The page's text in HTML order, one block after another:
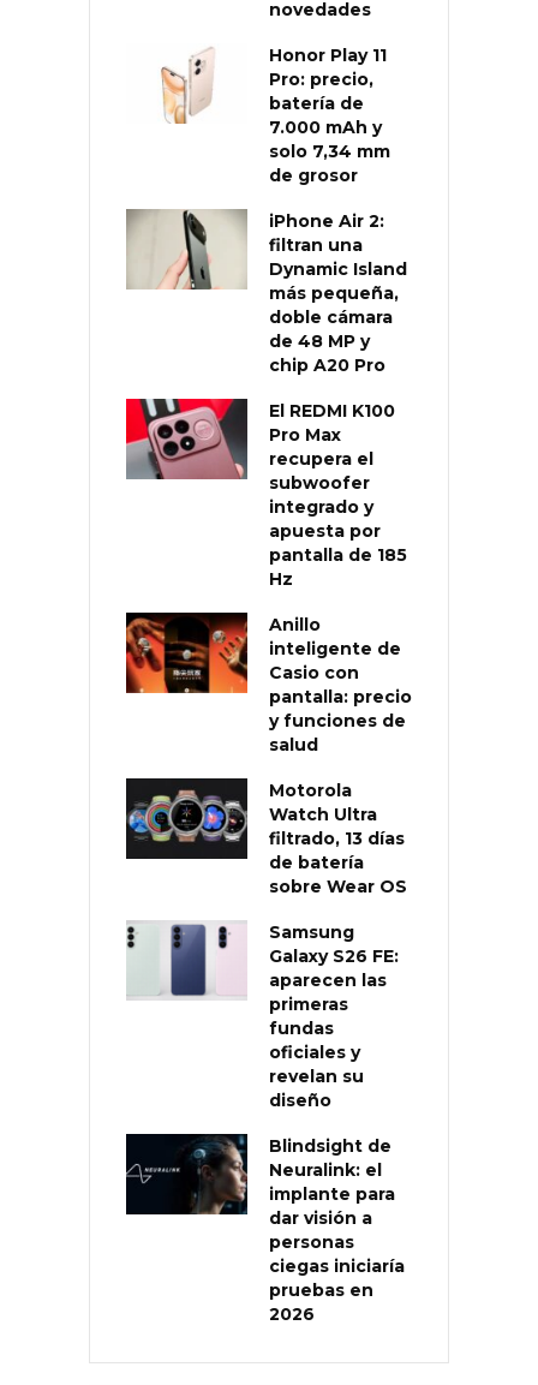
novedades
Honor Play 11
Pro: precio,
batería de
7.000 mAh y
solo 7,34 mm
de grosor
iPhone Air 2:
filtran una
Dynamic Island
más pequeña,
doble cámara
de 48 MP y
chip A20 Pro
El REDMI K100
Pro Max
recupera el
subwoofer
integrado y
apuesta por
pantalla de 185
Hz
Anillo
inteligente de
Casio con
pantalla: precio
y funciones de
salud
Motorola
Watch Ultra
filtrado, 13 días
de batería
sobre Wear OS
Samsung
Galaxy S26 FE:
aparecen las
primeras
fundas
oficiales y
revelan su
diseño
Blindsight de
Neuralink: el
implante para
dar visión a
personas
ciegas iniciaría
pruebas en
2026